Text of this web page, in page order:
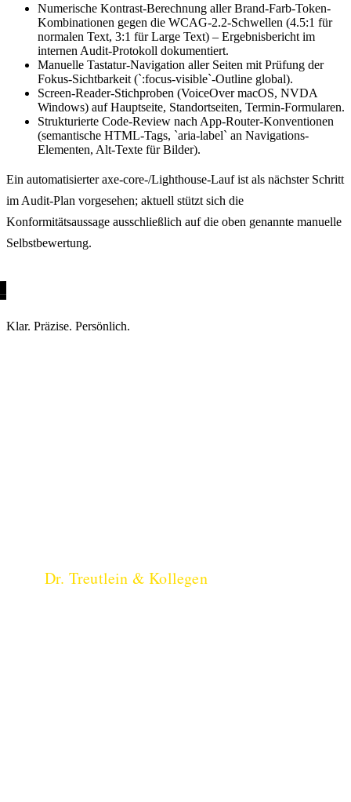
Numerische Kontrast-Berechnung aller Brand-Farb-Token-
Kombinationen gegen die WCAG-2.2-Schwellen (4.5:1 für
normalen Text, 3:1 für Large Text) – Ergebnisbericht im
internen Audit-Protokoll dokumentiert.
Manuelle Tastatur-Navigation aller Seiten mit Prüfung der
Fokus-Sichtbarkeit (`:focus-visible`-Outline global).
Screen-Reader-Stichproben (VoiceOver macOS, NVDA
Windows) auf Hauptseite, Standortseiten, Termin-Formularen.
Strukturierte Code-Review nach App-Router-Konventionen
(semantische HTML-Tags, `aria-label` an Navigations-
Elementen, Alt-Texte für Bilder).
Ein automatisierter axe-core-/Lighthouse-Lauf ist als nächster Schritt
im Audit-Plan vorgesehen; aktuell stützt sich die
Konformitätsaussage ausschließlich auf die oben genannte manuelle
Selbstbewertung.
Klar. Präzise. Persönlich.